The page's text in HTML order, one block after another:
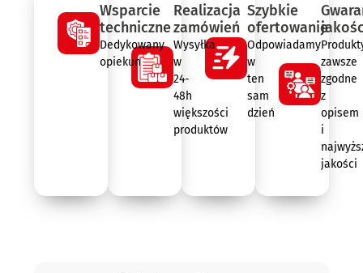
Wsparcie
techniczne
Dedykowany
opiekun
Realizacja
zamówień
Wysyłka
w
24-
48h
większości
produktów
Szybkie
ofertowanie
Odpowiadamy
w
ten
sam
dzień
zawsze
zgodne
z
opisem
i
jakości